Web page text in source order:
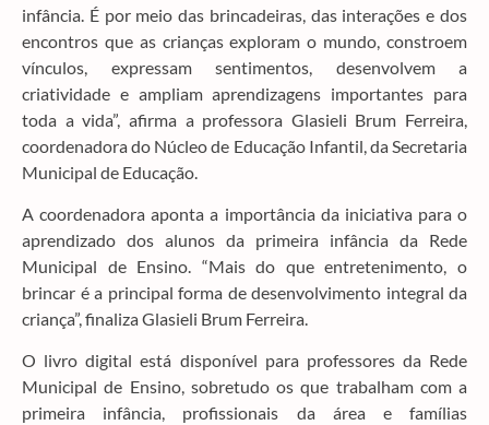
infância. É por meio das brincadeiras, das interações e dos
encontros que as crianças exploram o mundo, constroem
vínculos, expressam sentimentos, desenvolvem a
criatividade e ampliam aprendizagens importantes para
toda a vida”, afirma a professora Glasieli Brum Ferreira,
coordenadora do Núcleo de Educação Infantil, da Secretaria
Municipal de Educação.
A coordenadora aponta a importância da iniciativa para o
aprendizado dos alunos da primeira infância da Rede
Municipal de Ensino. “Mais do que entretenimento, o
brincar é a principal forma de desenvolvimento integral da
criança”, finaliza Glasieli Brum Ferreira.
O livro digital está disponível para professores da Rede
Municipal de Ensino, sobretudo os que trabalham com a
primeira infância, profissionais da área e famílias